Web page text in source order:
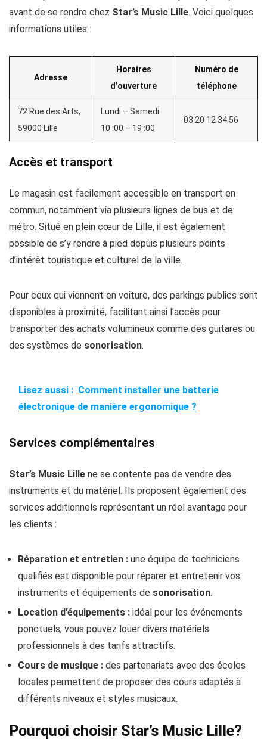
avant de se rendre chez Star’s Music Lille. Voici quelques
informations utiles :
Adresse
Horaires
d’ouverture
Numéro de
téléphone
72 Rue des Arts,
59000 Lille
Lundi – Samedi :
10 :00 – 19 :00
03 20 12 34 56
Accès et transport
Le magasin est facilement accessible en transport en
commun, notamment via plusieurs lignes de bus et de
métro. Situé en plein cœur de Lille, il est également
possible de s’y rendre à pied depuis plusieurs points
d’intérêt touristique et culturel de la ville.
Pour ceux qui viennent en voiture, des parkings publics sont
disponibles à proximité, facilitant ainsi l’accès pour
transporter des achats volumineux comme des guitares ou
des systèmes de sonorisation.
Lisez aussi : Comment installer une batterie
électronique de manière ergonomique ?
Services complémentaires
Star’s Music Lille ne se contente pas de vendre des
instruments et du matériel. Ils proposent également des
services additionnels représentant un réel avantage pour
les clients :
Réparation et entretien : une équipe de techniciens
qualifiés est disponible pour réparer et entretenir vos
instruments et équipements de sonorisation.
Location d’équipements : idéal pour les événements
ponctuels, vous pouvez louer divers matériels
professionnels à des tarifs attractifs.
Cours de musique : des partenariats avec des écoles
locales permettent de proposer des cours adaptés à
différents niveaux et styles musicaux.
Pourquoi choisir Star’s Music Lille?